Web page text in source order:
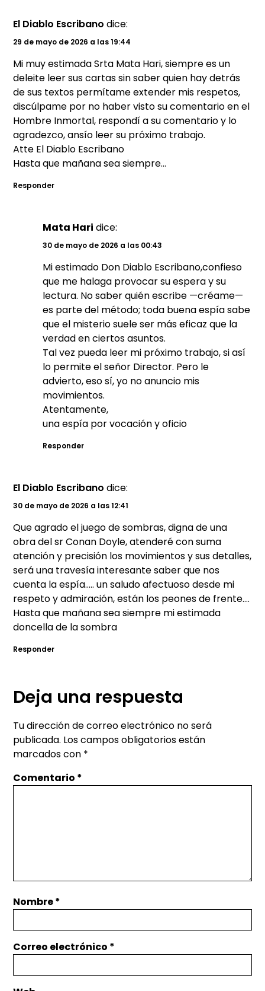
El Diablo Escribano dice:
29 de mayo de 2026 a las 19:44
Mi muy estimada Srta Mata Hari, siempre es un
deleite leer sus cartas sin saber quien hay detrás
de sus textos permítame extender mis respetos,
discúlpame por no haber visto su comentario en el
Hombre Inmortal, respondí a su comentario y lo
agradezco, ansío leer su próximo trabajo.
Atte El Diablo Escribano
Hasta que mañana sea siempre…
Responder
Mata Hari dice:
30 de mayo de 2026 a las 00:43
Mi estimado Don Diablo Escribano,confieso
que me halaga provocar su espera y su
lectura. No saber quién escribe —créame—
es parte del método; toda buena espía sabe
que el misterio suele ser más eficaz que la
verdad en ciertos asuntos.
Tal vez pueda leer mi próximo trabajo, si así
lo permite el señor Director. Pero le
advierto, eso sí, yo no anuncio mis
movimientos.
Atentamente,
una espía por vocación y oficio
Responder
El Diablo Escribano dice:
30 de mayo de 2026 a las 12:41
Que agrado el juego de sombras, digna de una
obra del sr Conan Doyle, atenderé con suma
atención y precisión los movimientos y sus detalles,
será una travesía interesante saber que nos
cuenta la espía….. un saludo afectuoso desde mi
respeto y admiración, están los peones de frente….
Hasta que mañana sea siempre mi estimada
doncella de la sombra
Responder
Deja una respuesta
Tu dirección de correo electrónico no será
publicada. Los campos obligatorios están
marcados con *
Comentario *
Nombre*
Correo electrónico *